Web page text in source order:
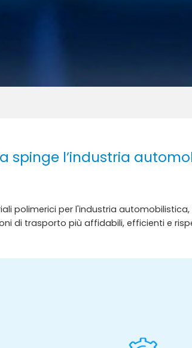
spinge l’industria
polimerici per l'industria
di trasporto più affidabili, efficienti e